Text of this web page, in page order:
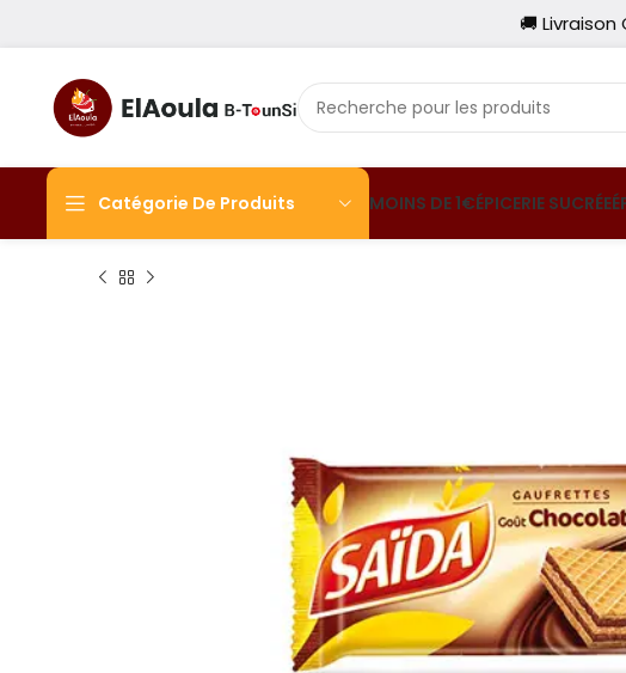
🚚
Catégorie De Produits MOINS DE 1€ÉPICERIE SUCRÉE